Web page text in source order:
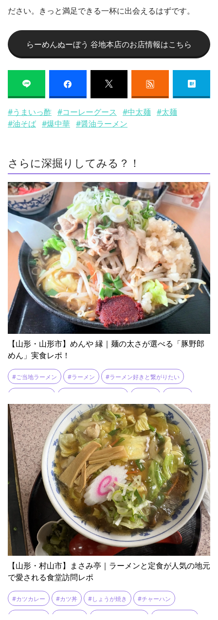
ださい。きっと満足できる一杯に出会えるはずです。
らーめんぬーぼう 谷地本店のお店情報はこちら
#うまいっ酢 #コーレーグース #中太麺 #太麺
#油そば #爆中華 #醤油ラーメン
さらに深掘りしてみる？！
【山形・山形市】めんや 縁｜麺の太さが選べる「豚野郎
めん」実食レポ！
#ご当地ラーメン #ラーメン #ラーメン好きと繋がりたい
【山形・村山市】まさみ亭｜ラーメンと定食が人気の地元
で愛される食堂訪問レポ
#カツカレー #カツ丼 #しょうが焼き #チャーハン